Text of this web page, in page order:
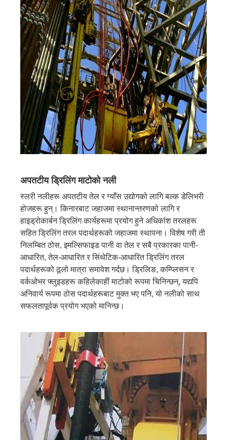
अपतटीय ड्रिलिंग माटोको नली
स्लरी नलीहरू अपतटीय तेल र ग्याँस उद्योगको लागि बल्क डेलिभरी
होजहरू हुन्। किनारबाट जहाजमा स्थानान्तरणको लागि र
हाइड्रोकार्बन ड्रिलिंग कार्यहरूमा प्रयोग हुने अधिकांश तरलहरू
सहित ड्रिलिंग तरल पदार्थहरूको जहाजमा स्थापना। विशेष गरी ती
निलम्बित ठोस, इमल्सिफाइड पानी वा तेल र सबै प्रकारका पानी-
आधारित, तेल-आधारित र सिंथेटिक-आधारित ड्रिलिंग तरल
पदार्थहरूको ठूलो मात्रा समावेश गर्दछ। ड्रिलिङ, कम्प्लिसन र
वर्कओभर फ्लुइडहरू कहिलेकाहीं माटोको रूपमा चिनिन्छन्, यद्यपि
अनिवार्य रूपमा ठोस पदार्थहरूबाट मुक्त भए पनि, यो नलीको साथ
सफलतापूर्वक प्रयोग भएको मानिन्छ।